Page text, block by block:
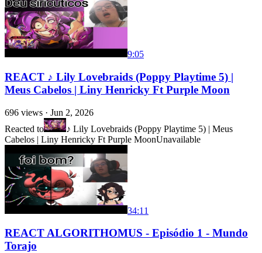
9:05
REACT ♪ Lily Lovebraids (Poppy Playtime 5) |
Meus Cabelos | Liny Henricky Ft Purple Moon
696 views · Jun 2, 2026
Reacted to
♪ Lily Lovebraids (Poppy Playtime 5) | Meus
Cabelos | Liny Henricky Ft Purple MoonUnavailable
34:11
REACT ALGORITHOMUS - Episódio 1 - Mundo
Torajo